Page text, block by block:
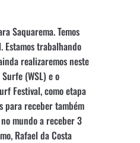
Saquarema. Temos
Estamos trabalhando
realizaremos neste
(WSL) e o
Festival, como etapa
para receber também
mundo a receber 3
Rafael da Costa